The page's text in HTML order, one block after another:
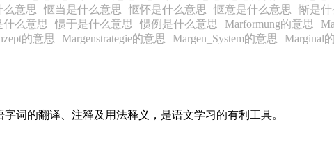
么意思 惬当是什么意思 惬怀是什么意思 惬意是什么意思 惭是什
什么意思 惯于是什么意思 惯例是什么意思 Marformung的意思
的意思 Margenstrategie的意思 Margen_System的意思 Marginal
词的翻译、注释及用法释义，是语文学习的有利工具。